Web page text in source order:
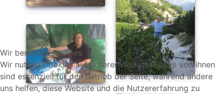
Wir benutzen Cookies
Wir nutzen Cookies auf unserer Website. Einige von ihnen
sind essenziell für den Betrieb der Seite, während andere
uns helfen, diese Website und die Nutzererfahrung zu